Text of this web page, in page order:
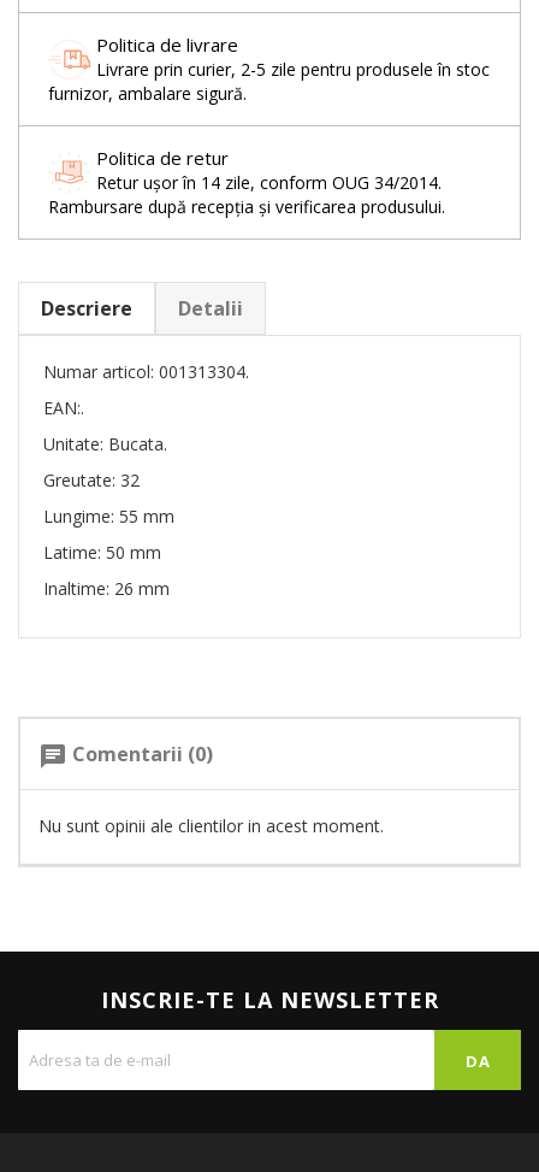
Politica de livrare
Livrare prin curier, 2-5 zile pentru produsele în stoc
furnizor, ambalare sigură.
Politica de retur
Retur ușor în 14 zile, conform OUG 34/2014.
Rambursare după recepția și verificarea produsului.
Descriere Detalii
Numar articol: 001313304.
EAN:.
Unitate: Bucata.
Greutate: 32
Lungime: 55 mm
Latime: 50 mm
Inaltime: 26 mm
chat Comentarii (0)
Nu sunt opinii ale clientilor in acest moment.
INSCRIE-TE LA NEWSLETTER